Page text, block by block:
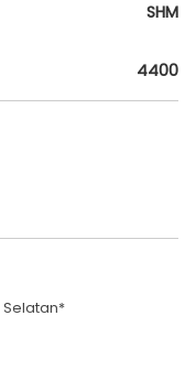
SHM
4400
Selatan*